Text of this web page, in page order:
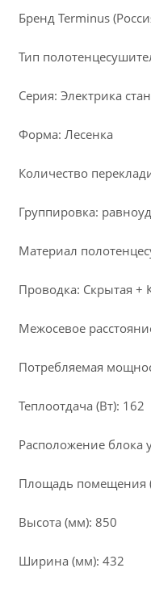
Бренд Terminus
Тип
Серия: Электрика
Форма: Лесенка
Количество
Группировка:
Материал
Проводка: Скрытая +
Межосевое
Потребляемая
Теплоотдача (Вт): 162
Расположение блока
Площадь помещения
Высота (мм): 850
Ширина (мм): 432